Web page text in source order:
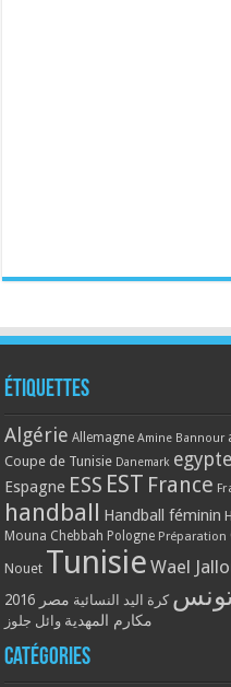
Étiquettes
Algérie Allemagne Amine Bannour
Coupe de Tunisie Danemark egypte
Espagne ESS EST France
handball Handball féminin
Mouna Chebbah Pologne Préparation
Nouet Tunisie Wael
كرة اليد النسائية مصر 2016
مكارم المهدية وائل جلوز
Catégories